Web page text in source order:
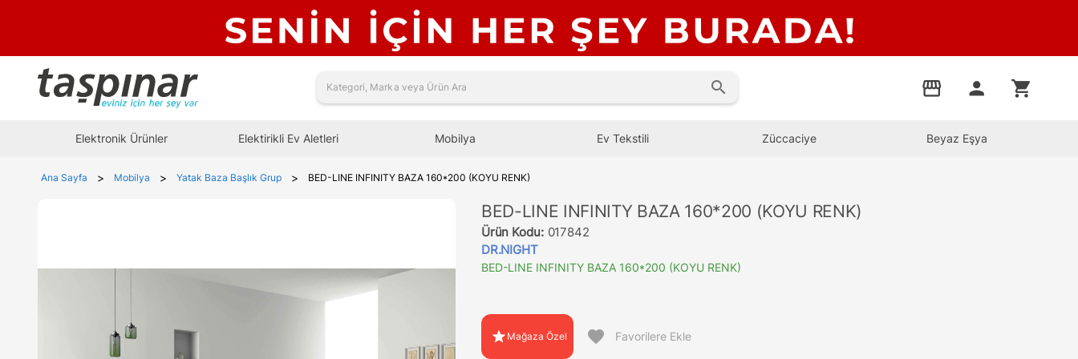
search storefront person shopping_cart
Elektronik Ürünler Elektirikli Ev Aletleri Mobilya Ev Tekstili Züccaciye Beyaz Eşya
Ana Sayfa > Mobilya > Yatak Baza Başlık Grup > BED-LINE INFINITY BAZA 160*200 (KOYU RENK)
BED-LINE INFINITY BAZA 160*200 (KOYU RENK)
Ürün Kodu: 017842
DR.NIGHT
BED-LINE INFINITY BAZA 160*200 (KOYU RENK)
star Mağaza Özel favorite Favorilere Ekle